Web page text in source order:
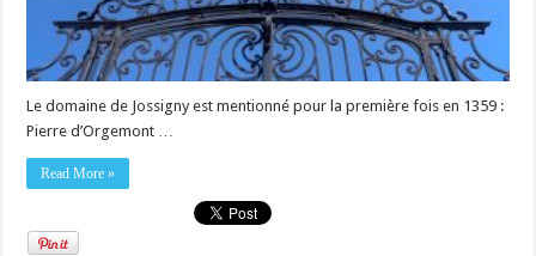
Le domaine de Jossigny est mentionné pour la première fois en 1359 :
Pierre d’Orgemont …
Read More »